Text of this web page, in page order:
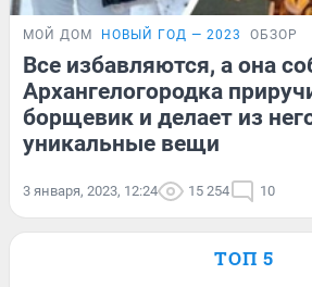
МОЙ ДОМ НОВЫЙ ГОД — 2023 ОБЗОР
Все избавляются, а она
Архангелогородка
борщевик и делает из
уникальные вещи
3 января, 2023, 12:24 15 254 10
ТОП 5